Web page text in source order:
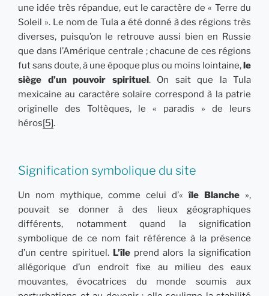
une idée très répandue, eut le caractère de « Terre du
Soleil ». Le nom de Tula a été donné à des régions très
diverses, puisqu’on le retrouve aussi bien en Russie
que dans l’Amérique centrale ; chacune de ces régions
fut sans doute, à une époque plus ou moins lointaine, le
siège d’un pouvoir spirituel . On sait que la Tula
mexicaine au caractère solaire correspond à la patrie
originelle des Toltèques, le « paradis » de leurs
héros[5].
Signification symbolique du site
Un nom mythique, comme celui d’«île Blanche »,
pouvait se donner à des lieux géographiques
différents, notamment quand la signification
symbolique de ce nom fait référence à la présence
d’un centre spirituel. L’îleprend alors la signification
allégorique d’un endroit fixe au milieu des eaux
mouvantes, évocatrices du monde soumis aux